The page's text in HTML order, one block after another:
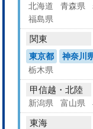
北海道 青森県
福島県
関東
東京都 神奈川
栃木県
甲信越・北陸
新潟県 富山県
東海